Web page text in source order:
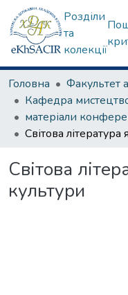
Розділи
та
колекції
Головна
Світова
культури